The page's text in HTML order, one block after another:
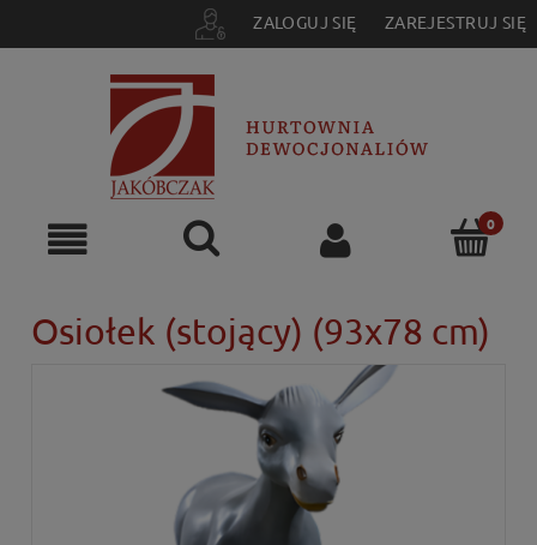
ZALOGUJ SIĘ ZAREJESTRUJ SIĘ
Osiołek (stojący) (93x78 cm)